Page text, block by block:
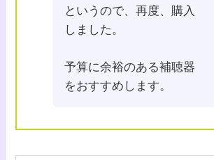
というので、再度、購入
しました。
予算に余裕のある補聴器
をおすすめします。